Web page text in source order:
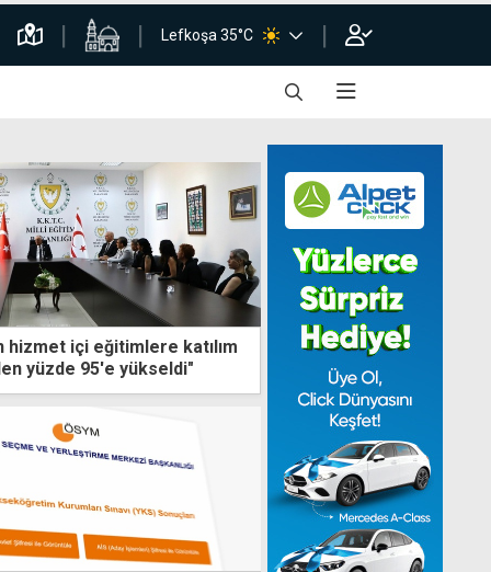
Lefkoşa 35°C
içi eğitimlere katılım
yüzde 95'e yükseldi"